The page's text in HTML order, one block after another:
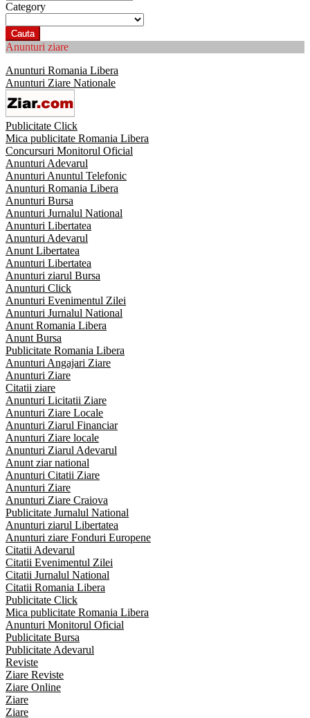
Category
Cauta
Anunturi ziare
Anunturi Romania Libera
Anunturi Ziare Nationale
Publicitate Click
Mica publicitate Romania Libera
Concursuri Monitorul Oficial
Anunturi Adevarul
Anunturi Anuntul Telefonic
Anunturi Romania Libera
Anunturi Bursa
Anunturi Jurnalul National
Anunturi Libertatea
Anunturi Adevarul
Anunt Libertatea
Anunturi Libertatea
Anunturi ziarul Bursa
Anunturi Click
Anunturi Evenimentul Zilei
Anunturi Jurnalul National
Anunt Romania Libera
Anunt Bursa
Publicitate Romania Libera
Anunturi Angajari Ziare
Anunturi Ziare
Citatii ziare
Anunturi Licitatii Ziare
Anunturi Ziare Locale
Anunturi Ziarul Financiar
Anunturi Ziare locale
Anunturi Ziarul Adevarul
Anunt ziar national
Anunturi Citatii Ziare
Anunturi Ziare
Anunturi Ziare Craiova
Publicitate Jurnalul National
Anunturi ziarul Libertatea
Anunturi ziare Fonduri Europene
Citatii Adevarul
Citatii Evenimentul Zilei
Citatii Jurnalul National
Citatii Romania Libera
Publicitate Click
Mica publicitate Romania Libera
Anunturi Monitorul Oficial
Publicitate Bursa
Publicitate Adevarul
Reviste
Ziare Reviste
Ziare Online
Ziare
Ziare